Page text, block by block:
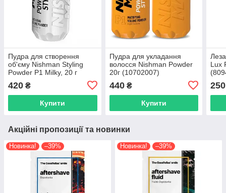
Пудра для створення
об'єму Nishman Styling
Powder P1 Milky, 20 г
420 ₴
Купити
Пудра для укладання
волосся Nishman Powder
20г (10702007)
440₴
Купити
Lux
250
Акційні пропозиції та новинки
Новинка! –39% Новинка! –39%